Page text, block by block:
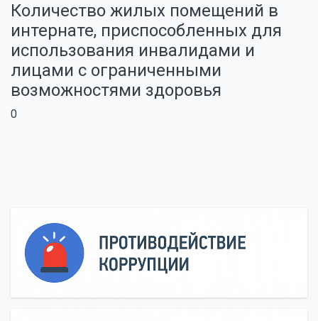
Количество жилых помещений в
интернате, приспособленных для
использования инвалидами и
лицами с ограниченными
возможностями здоровья
0